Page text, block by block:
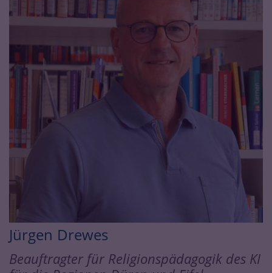
Jürgen Drewes
Beauftragter für Religionspädagogik des KI